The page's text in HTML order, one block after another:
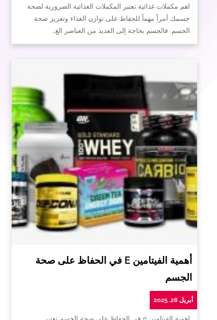
اهم مكملات غذائية تعتبر المكملات الغذائية الضرورية لصحة
جسمك أمراً مهماً للحفاظ على توازن الغذاء وتعزيز صحة
الجسم. فالجسم بحاجة إلى العديد من العناصر الغ…
أهمية الفيتامين E في الحفاظ على صحة
الجسم
أبريل 28, 2025